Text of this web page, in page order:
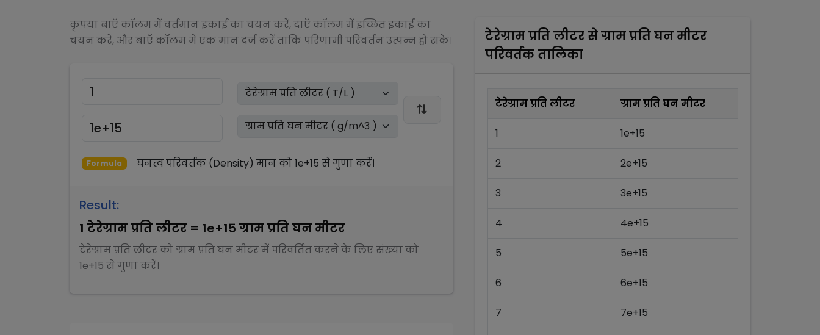
कृपया बाएँ कॉलम में वर्तमान इकाई का चयन करें, दाएँ कॉलम में इच्छित इकाई का
चयन करें, और बाएँ कॉलम में एक मान दर्ज करें ताकि परिणामी परिवर्तन उत्पन्न हो सके।
Formula घनत्व परिवर्तक (Density) मान को1e+15 सेगुणाकरें।
Result:
1 टेरेग्राम प्रति लीटर = 1e+15 ग्राम प्रति घन मीटर
टेरेग्राम प्रति लीटरकोग्राम प्रति घन मीटरमें परिवर्तित करने के लिए संख्या को
1e+15 सेगुणाकरें।
टेरेग्राम प्रति लीटरसेग्राम प्रति घन मीटर
परिवर्तक तालिका
टेरेग्राम प्रति लीटर ग्राम प्रति घन मीटर
1 1e+15
2 2e+15
3 3e+15
4 4e+15
5 5e+15
6 6e+15
7 7e+15